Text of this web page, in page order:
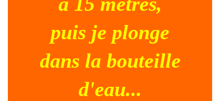
puis je plonge
dans la bouteille
d'eau...